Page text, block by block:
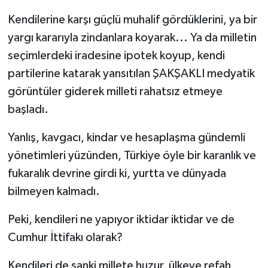
Kendilerine karşı güçlü muhalif gördüklerini, ya bir
yargı kararıyla zindanlara koyarak... Ya da milletin
seçimlerdeki iradesine ipotek koyup, kendi
partilerine katarak yansıtılan ŞAKŞAKLI medyatik
görüntüler giderek milleti rahatsız etmeye
başladı.
Yanlış, kavgacı, kindar ve hesaplaşma gündemli
yönetimleri yüzünden, Türkiye öyle bir karanlık ve
fukaralık devrine girdi ki, yurtta ve dünyada
bilmeyen kalmadı.
Peki, kendileri ne yapıyor iktidar iktidar ve de
Cumhur İttifakı olarak?
Kendileri de sanki millete huzur, ülkeye refah